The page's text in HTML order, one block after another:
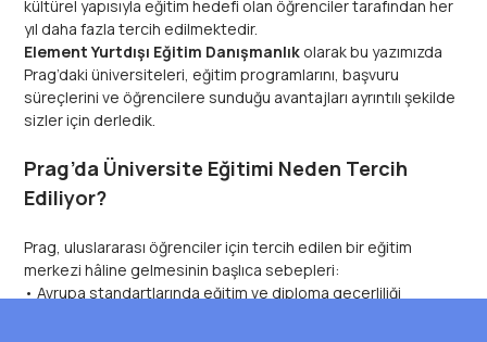
kültürel yapısıyla eğitim hedefi olan öğrenciler tarafından her
yıl daha fazla tercih edilmektedir.
Element Yurtdışı Eğitim Danışmanlık olarak bu yazımızda
Prag’daki üniversiteleri, eğitim programlarını, başvuru
süreçlerini ve öğrencilere sunduğu avantajları ayrıntılı şekilde
sizler için derledik.
Prag’da Üniversite Eğitimi Neden Tercih
Ediliyor?
Prag, uluslararası öğrenciler için tercih edilen bir eğitim
merkezi hâline gelmesinin başlıca sebepleri:
• Avrupa standartlarında eğitim ve diploma geçerliliği